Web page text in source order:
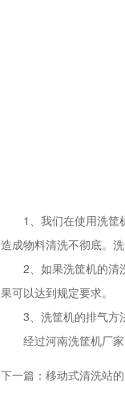
1、我们在使用洗筐机
造成物料清洗不彻底。
2、如果洗筐机的清洗
果可以达到规定要求。
3、洗筐机的排气方法
经过河南洗筐机厂家
下一篇： 移动式清洗站